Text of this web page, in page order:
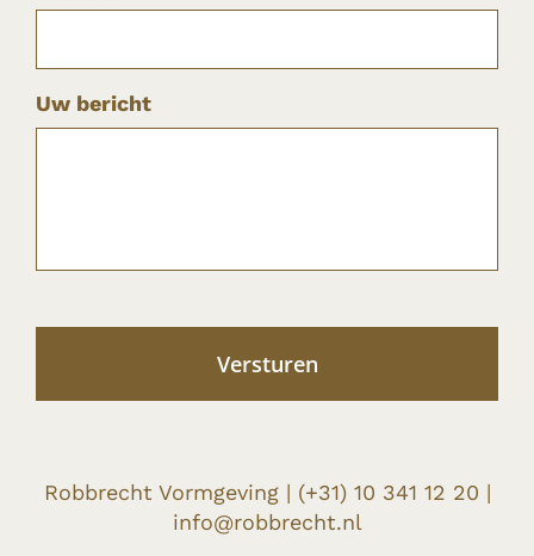
Uw bericht
Robbrecht Vormgeving | (+31) 10 341 12 20 |
info@robbrecht.nl